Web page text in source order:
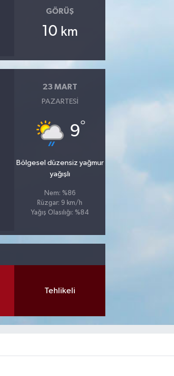
GÖRÜŞ
10 km
23 MART
PAZARTESI
9°
Bölgesel düzensiz yağmur
yağışlı
Nem: %86
Rüzgar: 9 km/h
Yağış Olasılığı: %84
Tehlikeli